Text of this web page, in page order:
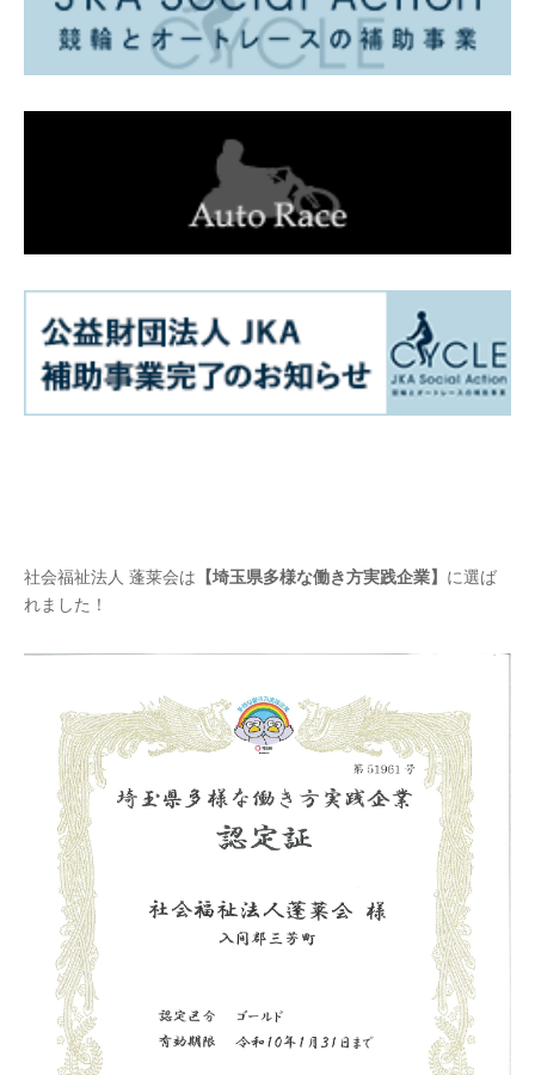
社会福祉法人 蓬莱会は 【埼玉県多様な働き方実践企業】 に選ば
れました！